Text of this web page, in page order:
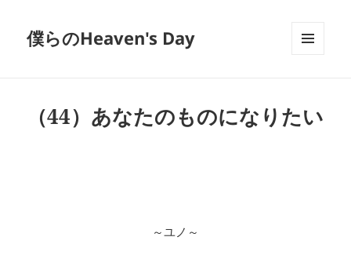
僕らのHeaven's Day
（44）あなたのものになりたい
～ユノ～